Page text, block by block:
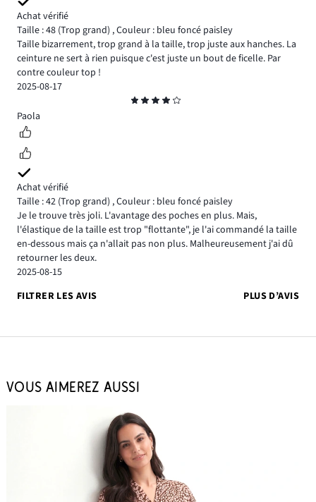
Achat vérifié
Taille : 48 (Trop grand) ,Couleur : bleu foncé paisley
Taille bizarrement, trop grand à la taille, trop juste aux hanches. La
ceinture ne sert à rien puisque c'est juste un bout de ficelle. Par
contre couleur top !
2025-08-17
4
Paola
Achat vérifié
Taille : 42 (Trop grand) ,Couleur : bleu foncé paisley
Je le trouve très joli. L'avantage des poches en plus. Mais,
l'élastique de la taille est trop "flottante", je l'ai commandé la taille
en-dessous mais ça n'allait pas non plus. Malheureusement j'ai dû
retourner les deux.
2025-08-15
FILTRER LES AVIS
PLUS D’AVIS
VOUS AIMEREZ AUSSI